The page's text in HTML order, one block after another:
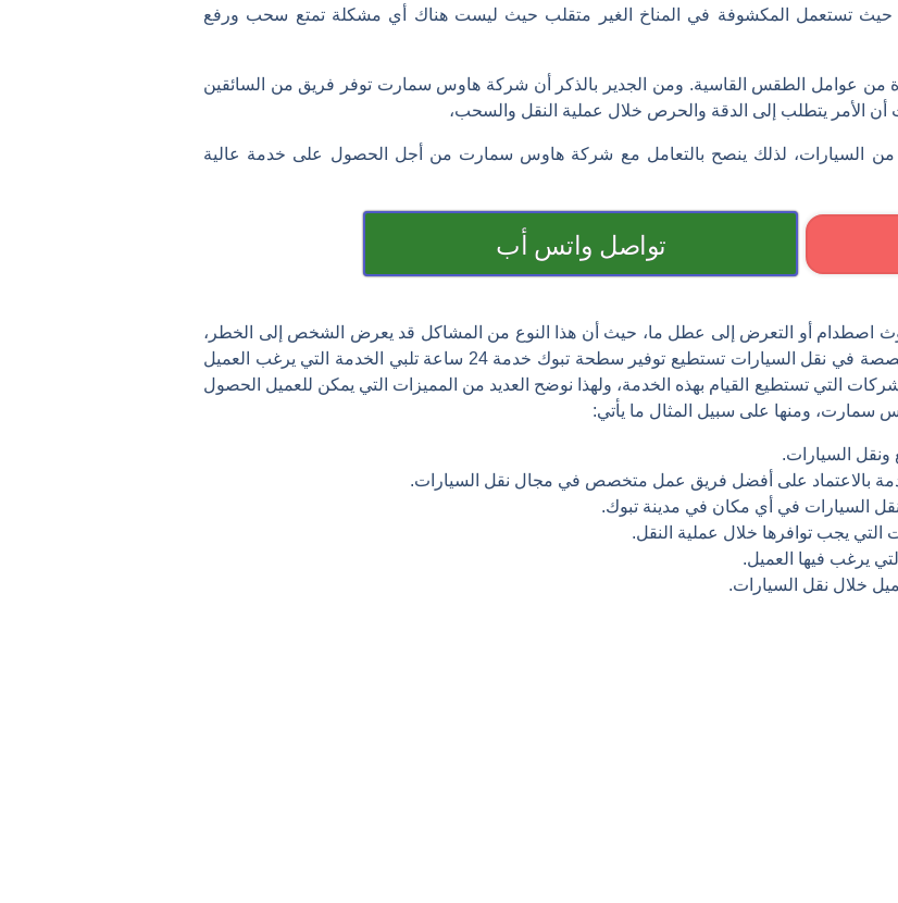
حيث تستعمل المكشوفة في المناخ الغير متقلب حيث ليست هناك أي مشكلة تمتع سحب ورفع
من عوامل الطقس القاسية. ومن الجدير بالذكر أن شركة هاوس سمارت توفر فريق من السائقين
الأمر يتطلب إلى الدقة والحرص خلال عملية النقل والسحب،
السيارات، لذلك ينصح بالتعامل مع شركة هاوس سمارت من أجل الحصول على خدمة عالية
تواصل واتس أب
اصطدام أو التعرض إلى عطل ما، حيث أن هذا النوع من المشاكل قد يعرض الشخص إلى الخطر،
ولهذا السبب يتطلب الأمر إلى الاستعانة بشركة متخصصة في نقل السيارات تستطيع توفير سطحة تبوك خدمة 24 ساعة تلبي الخدمة التي يرغب العميل
التي تستطيع القيام بهذه الخدمة، ولهذا نوضح العديد من المميزات التي يمكن للعميل الحصول
ومنها على سبيل المثال ما يأتي:
السيارات.
بالاعتماد على أفضل فريق عمل متخصص في مجال نقل السيارات.
في أي مكان في مدينة تبوك.
يجب توافرها خلال عملية النقل.
يرغب فيها العميل.
خلال نقل السيارات.